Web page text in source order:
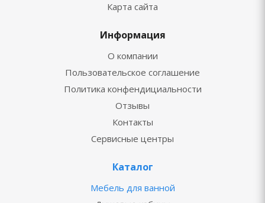
Карта сайта
Информация
О компании
Пользовательское соглашение
Политика конфендициальности
Отзывы
Контакты
Сервисные центры
Каталог
Мебель для ванной